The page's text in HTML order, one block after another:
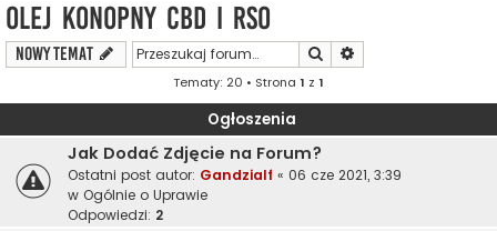
Olej Konopny CBD i RSO
NOWY TEMAT Szukaj
Tematy: 20 • Strona 1 z 1
Ogłoszenia
Jak Dodać Zdjęcie na Forum?
Ostatni post autor: Gandzialf « 06 cze 2021, 3:39
w Ogólnie o Uprawie
Odpowiedzi: 2